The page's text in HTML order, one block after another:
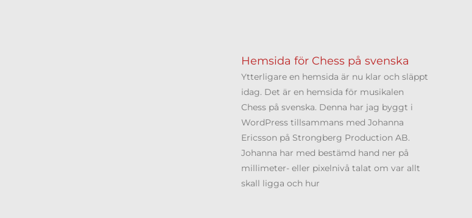
Hemsida för Chess på svenska
Ytterligare en hemsida är nu klar och släppt
idag. Det är en hemsida för musikalen
Chess på svenska. Denna har jag byggt i
WordPress tillsammans med Johanna
Ericsson på Strongberg Production AB.
Johanna har med bestämd hand ner på
millimeter- eller pixelnivå talat om var allt
skall ligga och hur